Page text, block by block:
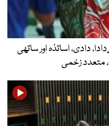
دادی، اساتذہ اور ساتھی